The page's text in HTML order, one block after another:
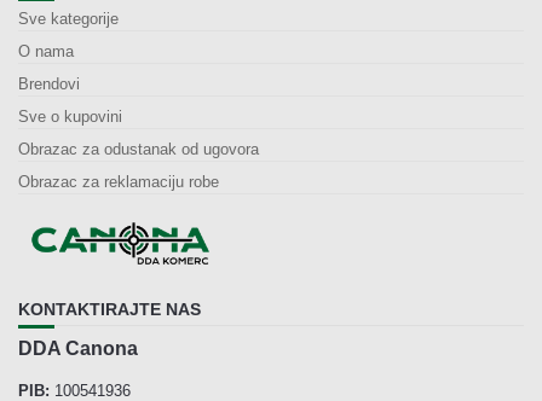
Sve kategorije
O nama
Brendovi
Sve o kupovini
Obrazac za odustanak od ugovora
Obrazac za reklamaciju robe
KONTAKTIRAJTE NAS
DDA Canona
PIB: 100541936